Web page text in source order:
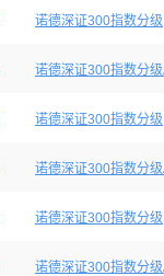
诺德深证300指数分级
诺德深证300指数分
诺德深证300指数分级
诺德深证300指数分
诺德深证300指数分级
诺德深证300指数分